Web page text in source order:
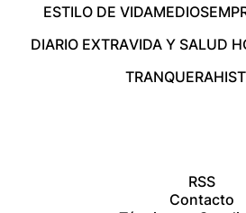
ESTILO DE VIDAMEDIOS
DIARIO EXTRAVIDA Y SALUD
TRANQUERA
RSS
Contacto